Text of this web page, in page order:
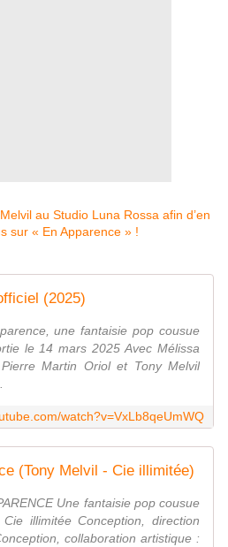
(2025)
une fantaisie pop cousue
le 14 mars 2025 Avec Mélissa
Martin Oriol et Tony Melvil
watch?v=VxLb8qeUmWQ
(Tony Melvil - Cie illimitée)
Une fantaisie pop cousue
illimitée Conception, direction
collaboration artistique :